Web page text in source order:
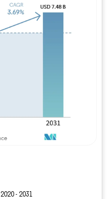
2020 - 2031